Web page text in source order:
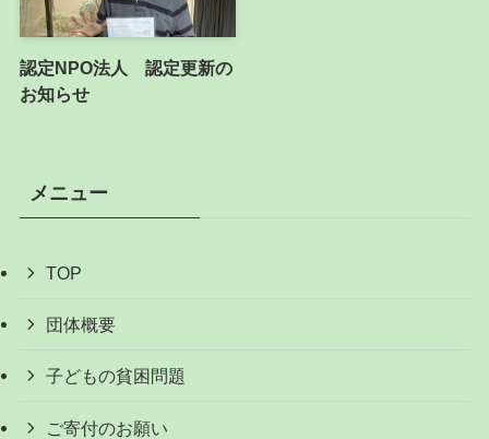
認定NPO法人 認定更新の
お知らせ
メニュー
TOP
団体概要
子どもの貧困問題
ご寄付のお願い